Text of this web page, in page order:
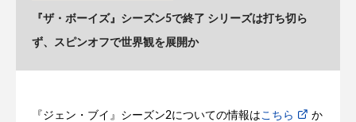
『ザ・ボーイズ』シーズン5で終了 シリーズは打ち切ら
ず、スピンオフで世界観を展開か
『ジェン・ブイ』シーズン2についての情報はこちら か